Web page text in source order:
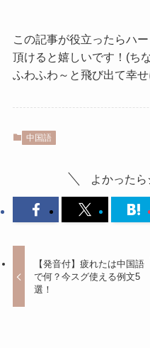
この記事が役立ったらハ
頂けると嬉しいです！(ち
ふわふわ～と飛び出て幸
中国語
よかったら
【発音付】疲れたは中国語
で何？今スグ使える例文5
選！